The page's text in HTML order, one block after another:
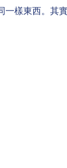
樣東西。其